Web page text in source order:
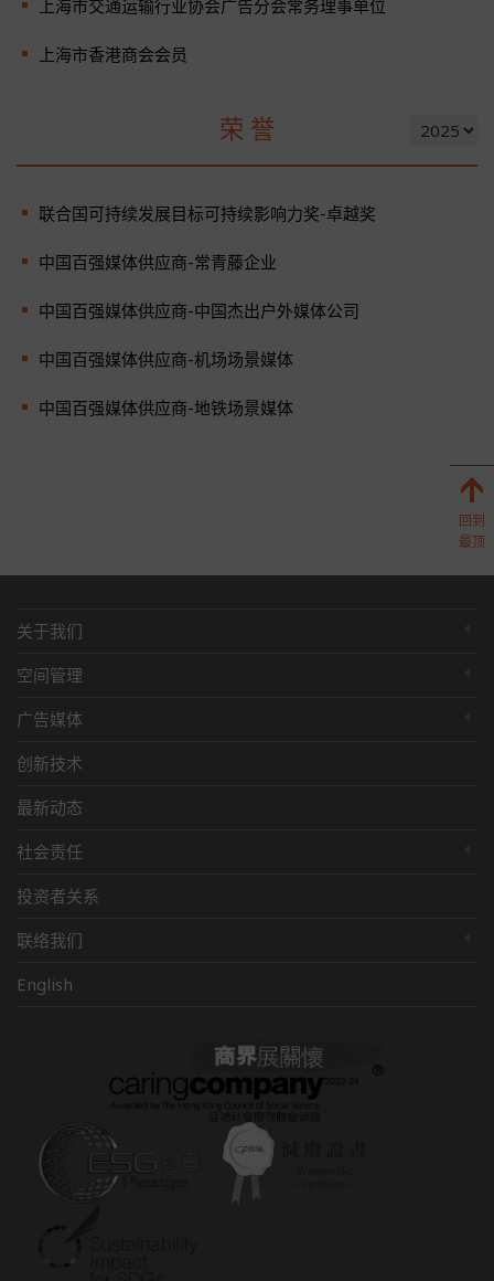
上海市交通运输行业协会广告分会常务理事单位
上海市香港商会会员
荣 誉
联合国可持续发展目标可持续影响力奖-卓越奖
中国百强媒体供应商-常青藤企业
中国百强媒体供应商-中国杰出户外媒体公司
中国百强媒体供应商-机场场景媒体
中国百强媒体供应商-地铁场景媒体
回到
最顶
关于我们
空间管理
广告媒体
创新技术
最新动态
社会责任
投资者关系
联络我们
English